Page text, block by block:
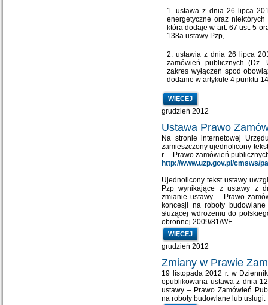
ustawa z dnia 26 lipca
energetyczne oraz
która dodaje w art. 67 ust. 5
138a ustawy Pzp,
ustawia z dnia 26 lipca
zamówień publicznych (Dz.
zakres wyłączeń spod
dodanie w artykule 4 punktu
WIĘCEJ
grudzień 2012
Ustawa Prawo
Na stronie internetowej
zamieszczony ujednolicony
r. – Prawo zamówień
http://www.uzp.gov.pl/cmsws/
Ujednolicony tekst ustawy
Pzp wynikające z ustawy z
zmianie ustawy – Prawo
koncesji na roboty
służącej wdrożeniu do
obronnej 2009/81/WE.
WIĘCEJ
grudzień 2012
Zmiany w Prawie
19 listopada 2012 r. w
opublikowana ustawa z dnia
ustawy – Prawo Zamówień
na roboty budowlane lub usługi.